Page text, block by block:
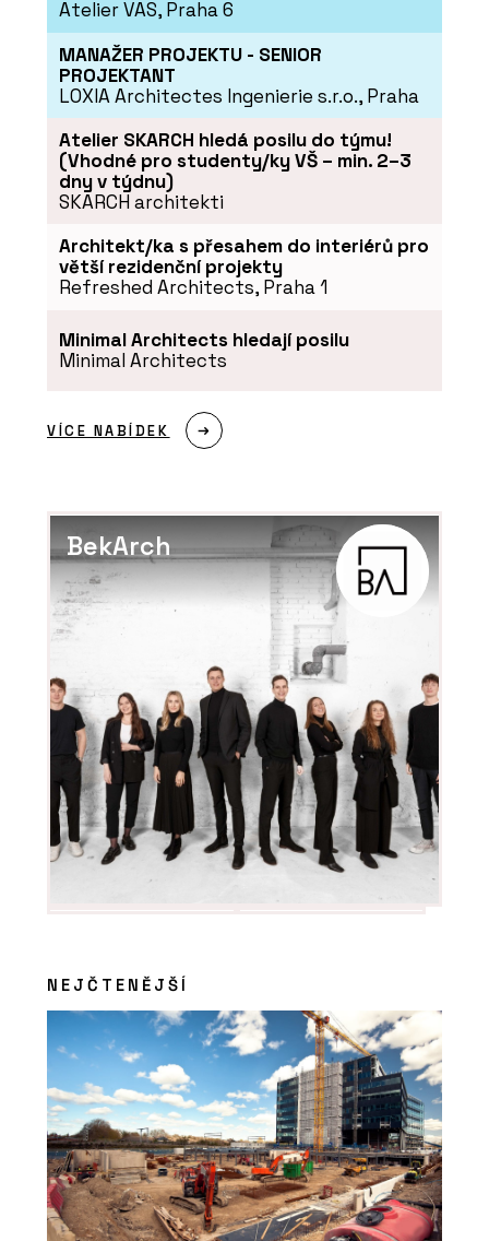
PRODUKTY
Fragranitový dřez Maris - Franke
O FIRMĚ
PRODUKTY
Komínový odsavač par Maris Modular
- Franke
Atelier VAS, Praha 6
MANAŽER PROJEKTU - SENIOR
PROJEKTANT
LOXIA Architectes Ingenierie s.r.o., Praha
Atelier SKARCH hledá posilu do týmu!
(Vhodné pro studenty/ky VŠ – min. 2–3
dny v týdnu)
SKARCH architekti
Architekt/ka s přesahem do interiérů pro
větší rezidenční projekty
Refreshed Architects, Praha 1
Minimal Architects hledají posilu
Minimal Architects
VÍCE NABÍDEK
BekArch
NEJČTENĚJŠÍ